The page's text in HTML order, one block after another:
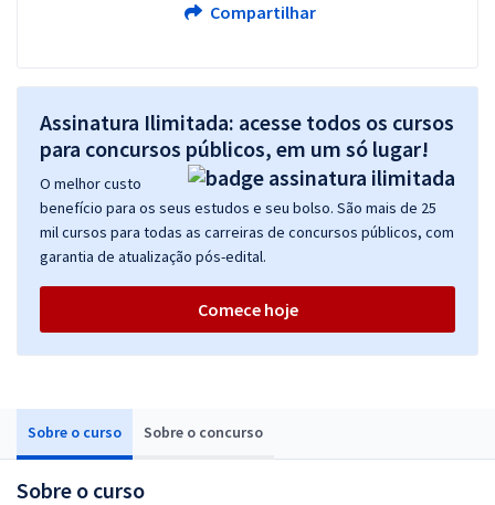
Sobre o curso Sobre o concurso
Sobre o curso
Compartilhar
Assinatura Ilimitada: acesse todos os cursos
para concursos públicos, em um só lugar!
O melhor custo
benefício para os seus estudos e seu bolso. São mais de 25
mil cursos para todas as carreiras de concursos públicos, com
garantia de atualização pós-edital.
Comece hoje